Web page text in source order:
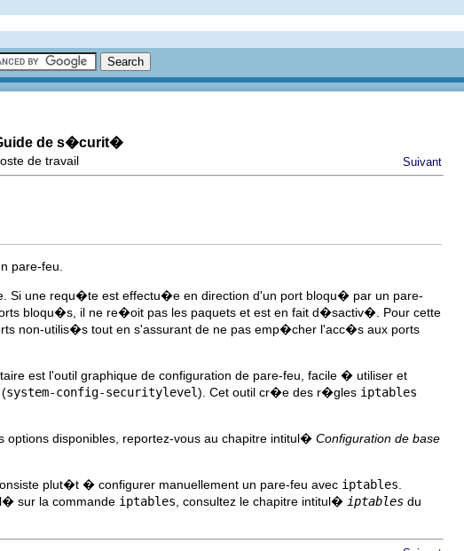
de s�curit�
de travail Suivant
pare-feu.
une requ�te est effectu�e en direction d'un port bloqu� par un pare-
bloqu�s, il ne re�oit pas les paquets et est en fait d�sactiv�. Pour cette
non-utilis�s tout en s'assurant de ne pas emp�cher l'acc�s aux ports
est l'outil graphique de configuration de pare-feu, facile � utiliser et
(system-config-securitylevel). Cet outil cr�e des r�gles iptables
options disponibles, reportez-vous au chapitre intitul� Configuration de base
plut�t � configurer manuellement un pare-feu avec iptables
sur la commande iptables , consultez le chapitre intitul� iptables du